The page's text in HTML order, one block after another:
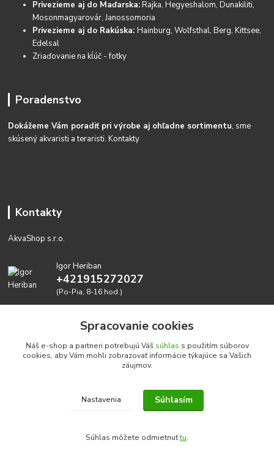
Privezieme aj do Maďarska:Rajka, Hegyeshalom, Dunakiliti,
Mosonmagyarovár, Janossomoria
Privezieme aj do Rakúska:Hainburg, Wolfsthal, Berg, Kittsee,
Edelsal
Zriaďovanie na kĺúč - fotky
Poradenstvo
Dokážeme Vám poradiť pri výrobe aj ohľadne sortimentu, sme
skúsený akvaristi a teraristi.Kontakty
Kontakty
AkvaShop s.r.o.
Igor Heriban
+421915272027
(Po-Pia, 8-16 hod.)
Realizujeme prírodné akvária: AkvaShop s.r.o. • IBAN:
SK3911000000002947087849
Spracovanie cookies
Náš e-shop a partneri potrebujú Váš súhlas s použitím súborov
cookies, aby Vám mohli zobrazovať informácie týkajúce sa Vašich
záujmov.
Nastavenia Súhlasím
Súhlas môžete odmietnuťtu.